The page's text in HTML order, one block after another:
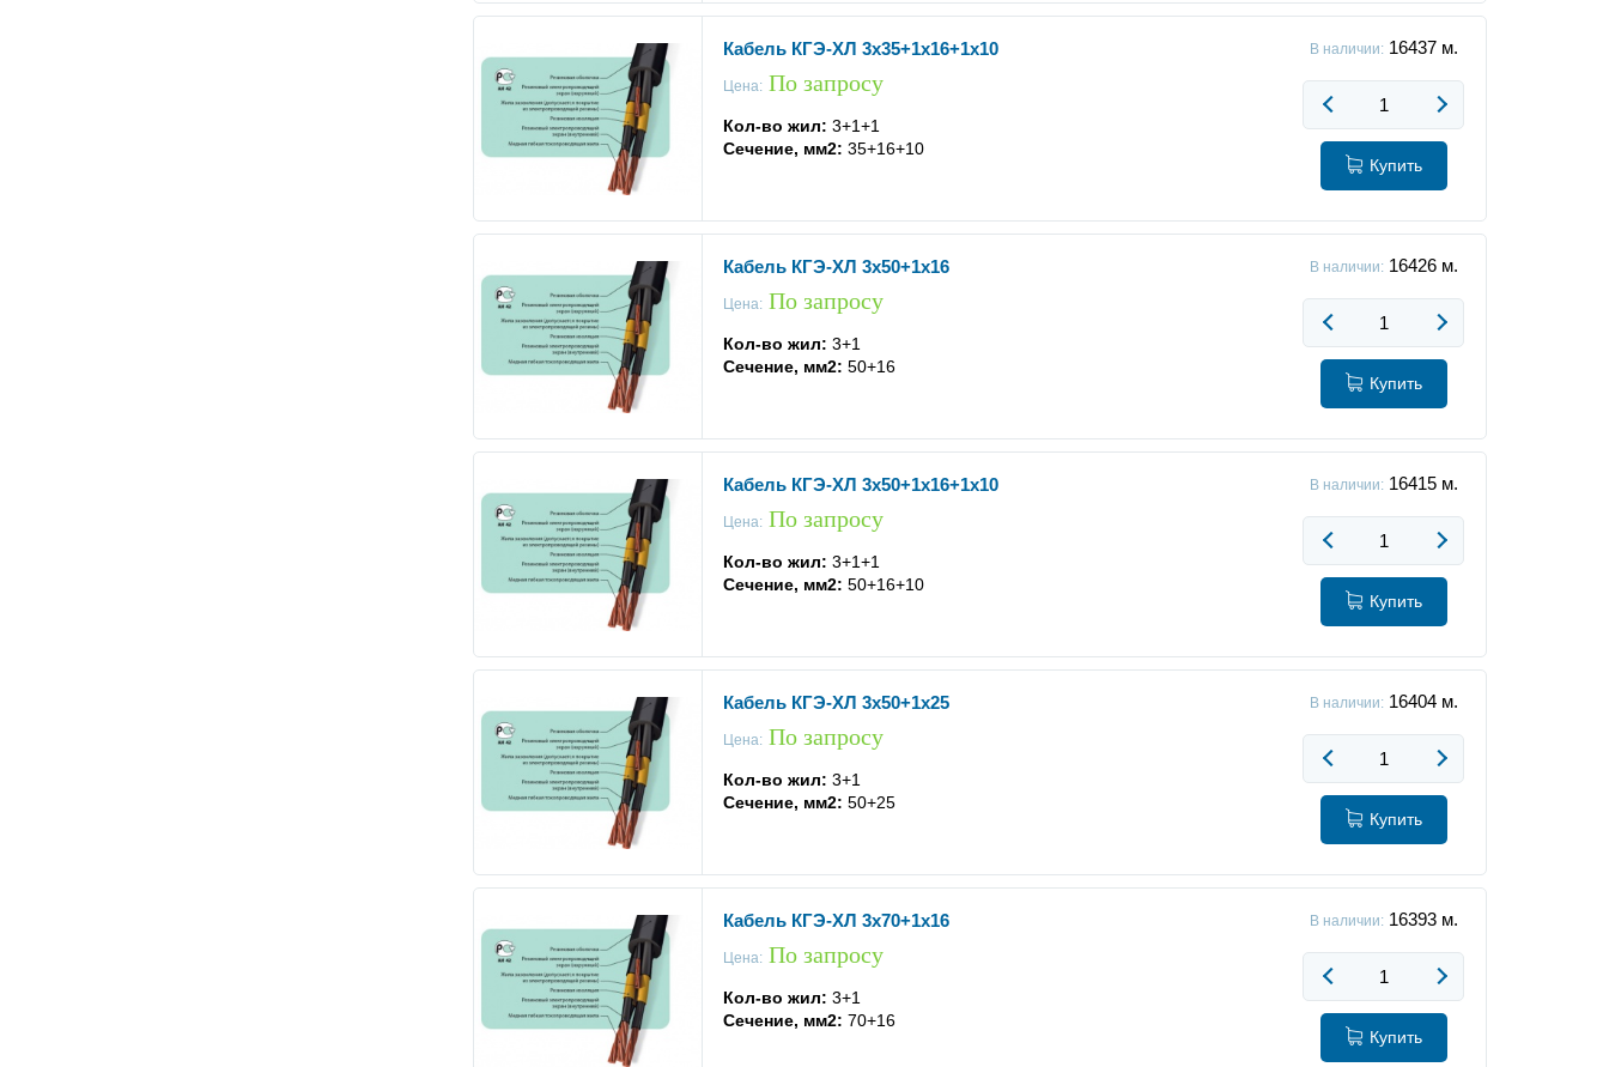
Кабель КГЭ-ХЛ 3x35+1x16+1x10
Цена: По запросу
Кол-во жил: 3+1+1
Сечение, мм2: 35+16+10
В наличии:16437 м.
Купить
Кабель КГЭ-ХЛ 3x50+1x16
Цена: По запросу
Кол-во жил: 3+1
Сечение, мм2: 50+16
В наличии:16426 м.
Купить
Кабель КГЭ-ХЛ 3x50+1x16+1x10
Цена: По запросу
Кол-во жил: 3+1+1
Сечение, мм2: 50+16+10
В наличии:16415 м.
Купить
Кабель КГЭ-ХЛ 3x50+1x25
Цена: По запросу
Кол-во жил: 3+1
Сечение, мм2: 50+25
В наличии:16404 м.
Купить
Кабель КГЭ-ХЛ 3x70+1x16
Цена: По запросу
Кол-во жил: 3+1
Сечение, мм2: 70+16
В наличии:16393 м.
Купить